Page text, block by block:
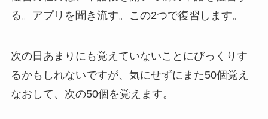
る。アプリを聞き流す。この2つで復習します。
次の日あまりにも覚えていないことにびっくりす
るかもしれないですが、気にせずにまた50個覚え
なおして、次の50個を覚えます。